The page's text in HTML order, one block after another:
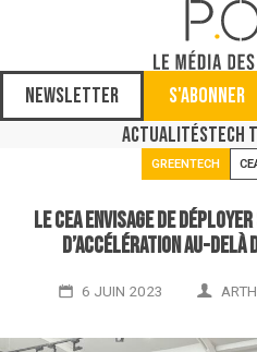
Newsletter
S'abonner
ActualitésTech
GREENTECH
Le CEA envisage de
d’accélération au-delà
6 JUIN 2023